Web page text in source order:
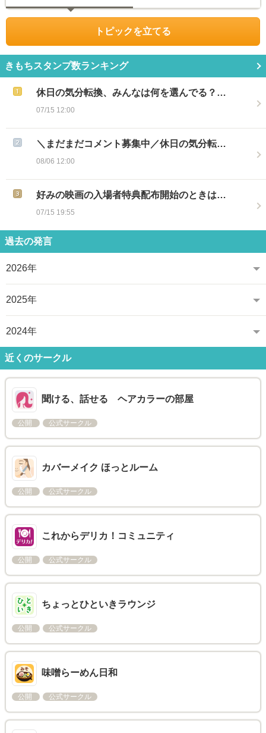
トピックを立てる
きもちスタンプ数ランキング
休日の気分転換、みんなは何を選んでる？…
07/15 12:00
＼まだまだコメント募集中／休日の気分転…
08/06 12:00
好みの映画の入場者特典配布開始のときは…
07/15 19:55
過去の発言
2026年
2025年
2024年
近くのサークル
聞ける、話せる ヘアカラーの部屋
公開 公式サークル
カバーメイク ほっとルーム
公開 公式サークル
これからデリカ！コミュニティ
公開 公式サークル
ちょっとひといきラウンジ
公開 公式サークル
味噌らーめん日和
公開 公式サークル